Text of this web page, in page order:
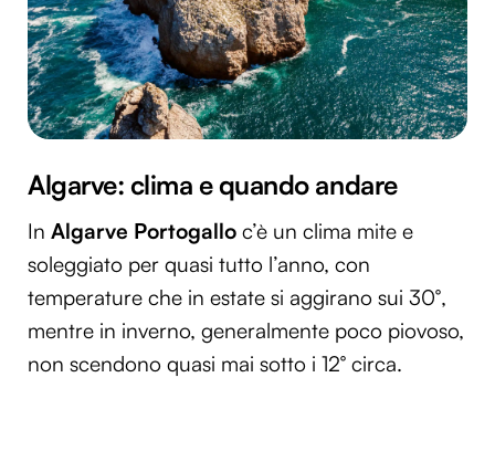
Algarve: clima e quando andare
In Algarve Portogallo c’è un clima mite e
soleggiato per quasi tutto l’anno, con
temperature che in estate si aggirano sui 30°,
mentre in inverno, generalmente poco piovoso,
non scendono quasi mai sotto i 12° circa.